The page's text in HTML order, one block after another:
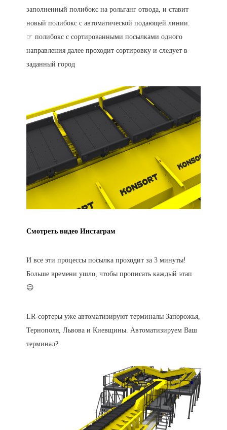
заполненный полибокс на рольганг отвода, и ставит
новый полибокс с автоматической подающей линии.
☞ полибокс с сортированными посылками одного
направления далее проходит сортировку и следует в
заданный город
Смотреть видео Инстаграм
И все эти процессы посылка проходит за 3 минуты!
Больше времени ушло, чтобы прописать каждый этап
😉
LR-сортеры уже автоматизируют терминалы Запорожья,
Тернополя, Львова и Киевщины. Автоматизируем Ваш
терминал?